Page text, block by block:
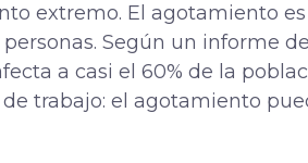
extremo. El agotamiento
Según un informe de
a casi el 60% de la
trabajo: el agotamiento